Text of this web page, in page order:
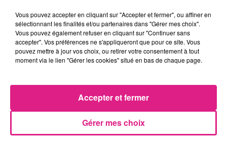
ce samedi 17, à19h30pour les Dragonnes
face à Paris 92.
Lucie Granier, joueuse du Metz Handball féminin :
FIL ACTUS
12h06
Vous pouvez accepter en cliquant sur "Accepter et fermer", ou affiner en
sélectionnant les finalités et/ou partenaires dans "Gérer mes choix".
Vous pouvez également refuser en cliquant sur "Continuer sans
accepter". Vos préférences ne s'appliqueront que pour ce site. Vous
pouvez mettre à jour vos choix, ou retirer votre consentement à tout
moment via le lien "Gérer les cookies" situé en bas de chaque page.
Gérer mes choix
Accepter et fermer